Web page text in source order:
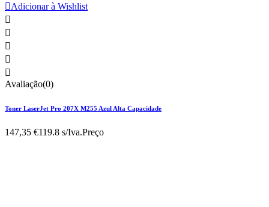
Adicionar à Wishlist





Avaliação(0)
Toner LaserJet Pro 207X M255 Azul Alta Capacidade
147,35 €119.8 s/Iva.Preço